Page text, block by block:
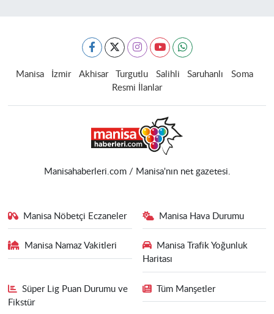
Manisa İzmir Akhisar Turgutlu Salihli Saruhanlı
Soma
Resmi İlanlar
Manisahaberleri.com / Manisa'nın net gazetesi.
Manisa Nöbetçi Eczaneler Manisa Hava Durumu
Manisa Namaz Vakitleri
Manisa Trafik Yoğunluk
Haritası
Süper Lig Puan Durumu ve
Fikstür
Tüm Manşetler